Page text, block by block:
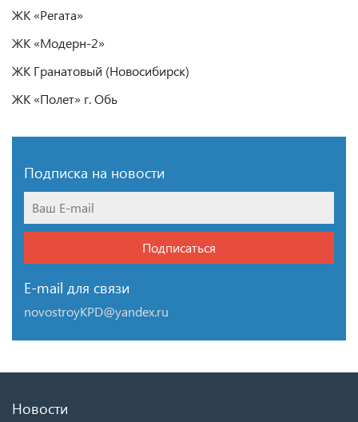
ЖК «Регата»
ЖК «Модерн-2»
ЖК Гранатовый (Новосибирск)
ЖК «Полет» г. Обь
Подписка на новости
Подписаться
E-mail для связи
novostroyKPD@yandex.ru
Новости